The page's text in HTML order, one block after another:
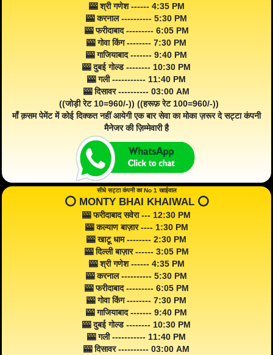
🎰 श्री गणेश ------ 4:35 PM
🎰 करनाल ---------- 5:30 PM
🎰 फरीदाबाद --------- 6:05 PM
🎰 गोवा किंग -------- 7:30 PM
🎰 गाजियाबाद ------- 9:40 PM
🎰 दुबई गोल्ड -------- 10:30 PM
🎰 गली ----------- 11:40 PM
🎰 दिसावर ---------- 03:00 AM
((जोड़ी रेट 10=960/-)) ((हरूफ़ रेट 100=960/-))
माँ क़सम पेमेंट में कोई दिक्कत नहीं आयेगी एक बार सेवा का मोका ज़रूर दे सट्टा कंपनी
मैनेजर की ज़िम्मेवारी है
सीधे सट्टा कंपनी का No 1 खाईवाल
⭕️ MONTY BHAI KHAIWAL ⭕️
🎰 फरीदाबाद सवेरा --- 12:30 PM
🎰 कल्याण बाज़ार ---- 1:30 PM
🎰 खाटू धाम -------- 2:30 PM
🎰 दिल्ली बाज़ार ------ 3:05 PM
🎰 श्री गणेश ------ 4:35 PM
🎰 करनाल ---------- 5:30 PM
🎰 फरीदाबाद --------- 6:05 PM
🎰 गोवा किंग -------- 7:30 PM
🎰 गाजियाबाद ------- 9:40 PM
🎰 दुबई गोल्ड -------- 10:30 PM
🎰 गली ----------- 11:40 PM
🎰 दिसावर ---------- 03:00 AM